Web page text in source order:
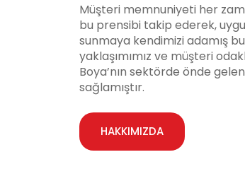
Müşteri memnuniyeti her
bu prensibi takip ederek,
sunmaya kendimizi adamış
yaklaşımımız ve müşteri
Boya’nın sektörde önde
sağlamıştır.
HAKKIMIZDA